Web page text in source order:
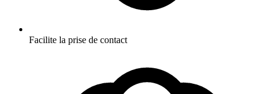
Facilite la prise de contact